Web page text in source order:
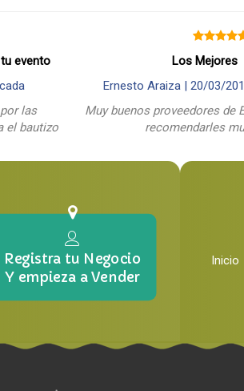
evento
las
el bautizo
Los Mejores
Ernesto Araiza | 20/03/
Muy buenos proveedores de
recomendarles
Registra tu Negocio
Y empieza a Vender
Inicio